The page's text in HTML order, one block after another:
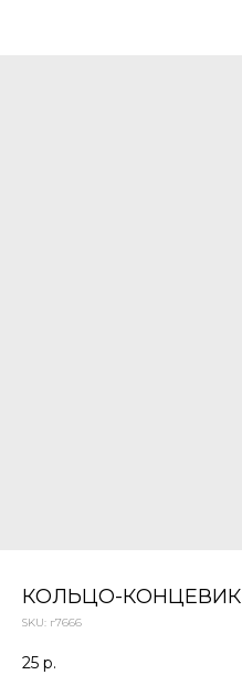
КОЛЬЦО-КОНЦЕВИК
SKU: г7666
25 р.